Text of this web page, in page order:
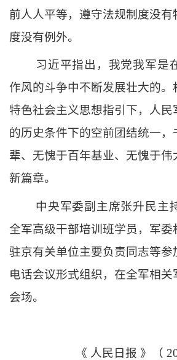
前人人平等，遵守法规制度没有
度没有例外。
习近平指出，我党我军是
作风的斗争中不断发展壮大的。
特色社会主义思想指引下，人民
的历史条件下的空前团结统一，
辈、无愧于百年基业、无愧于伟
新篇章。
中央军委副主席张升民主
全军高级干部培训班学员，军委
驻京有关单位主要负责同志等参
电话会议形式组织，在全军相
会场。
《 人民日报 》（